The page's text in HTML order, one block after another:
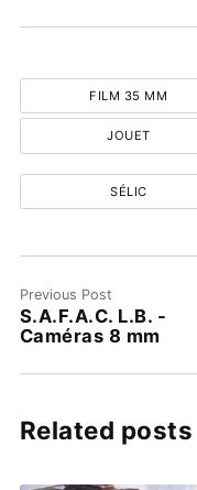
FILM 35 MM
JOUET
SÉLIC
Previous Post
S.A.F.A.C. L.B. -
Caméras 8 mm
Related posts